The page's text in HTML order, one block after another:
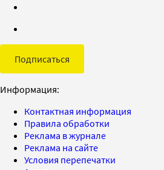
Подписаться
Информация:
Контактная информация
Правила обработки
Реклама в журнале
Реклама на сайте
Условия перепечатки